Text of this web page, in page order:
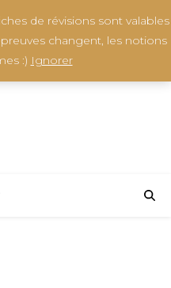
de révisions sont valables
changent, les notions
:) Ignorer